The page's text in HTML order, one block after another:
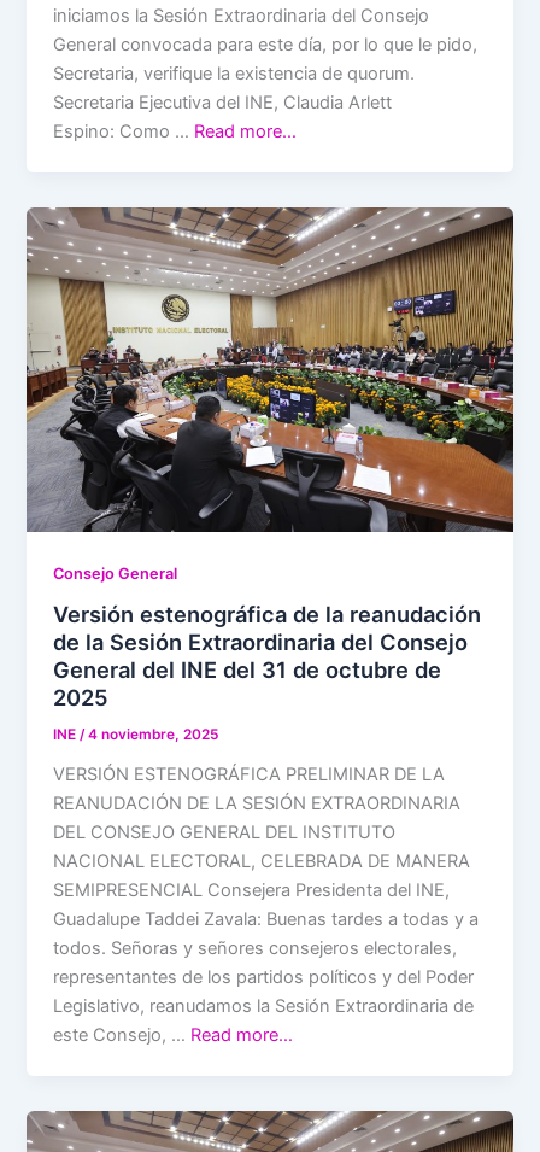
iniciamos la Sesión Extraordinaria del Consejo
General convocada para este día, por lo que le pido,
Secretaria, verifique la existencia de quorum.
Secretaria Ejecutiva del INE, Claudia Arlett
Espino: Como … Read more…
Consejo General
Versión estenográfica de la reanudación
de la Sesión Extraordinaria del Consejo
General del INE del 31 de octubre de
2025
INE/4 noviembre, 2025
VERSIÓN ESTENOGRÁFICA PRELIMINAR DE LA
REANUDACIÓN DE LA SESIÓN EXTRAORDINARIA
DEL CONSEJO GENERAL DEL INSTITUTO
NACIONAL ELECTORAL, CELEBRADA DE MANERA
SEMIPRESENCIAL Consejera Presidenta del INE,
Guadalupe Taddei Zavala: Buenas tardes a todas y a
todos. Señoras y señores consejeros electorales,
representantes de los partidos políticos y del Poder
Legislativo, reanudamos la Sesión Extraordinaria de
este Consejo, … Read more…